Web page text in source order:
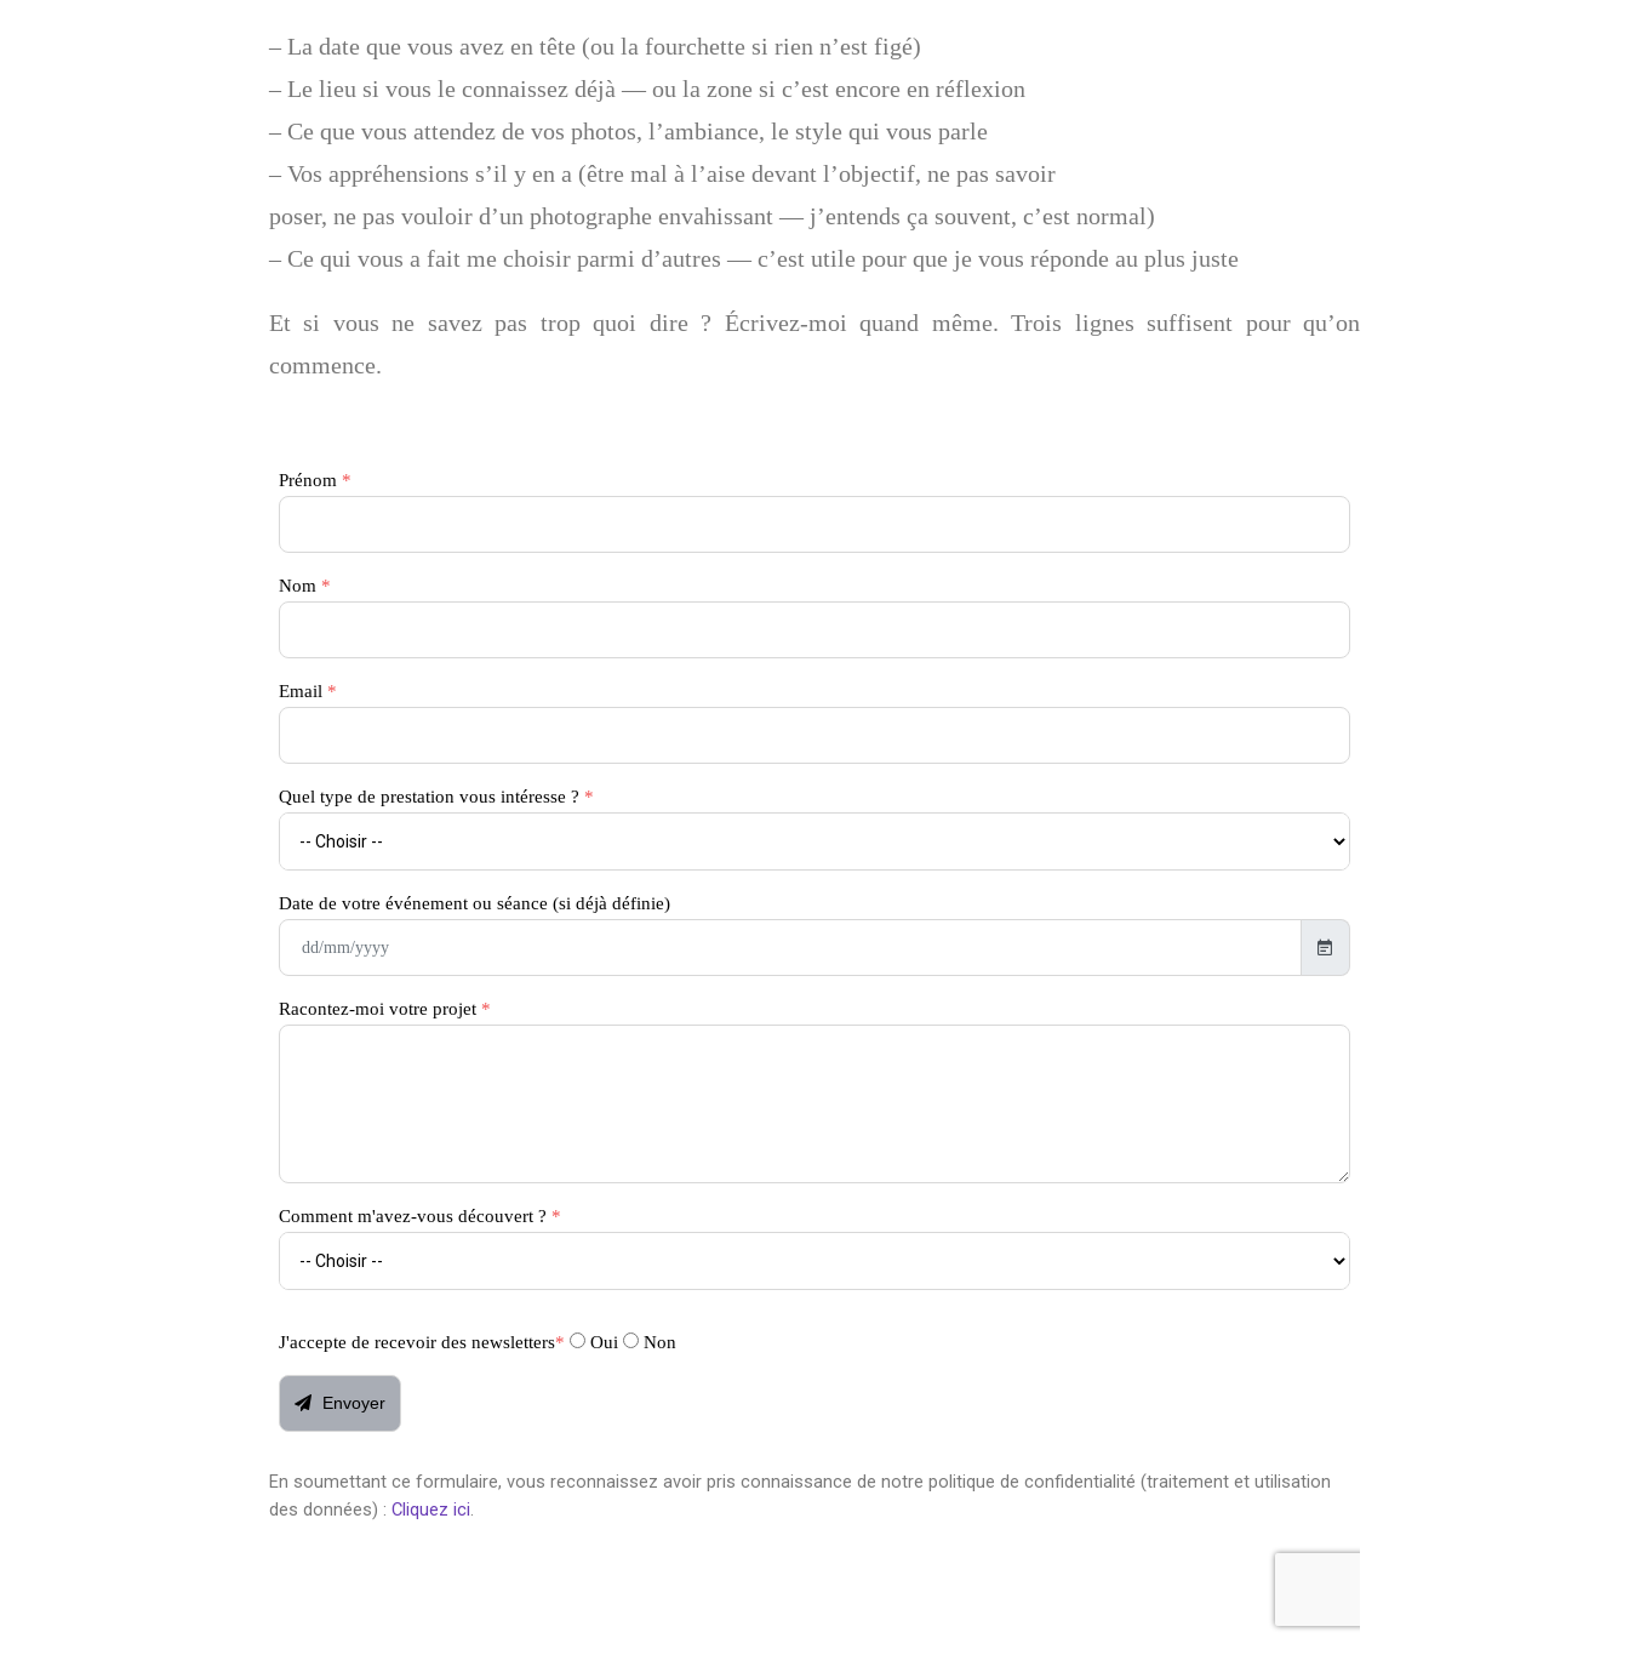
– La date que vous avez en tête (ou la fourchette si rien n’est figé)
– Le lieu si vous le connaissez déjà — ou la zone si c’est encore en réflexion
– Ce que vous attendez de vos photos, l’ambiance, le style qui vous parle
– Vos appréhensions s’il y en a (être mal à l’aise devant l’objectif, ne pas savoir
poser, ne pas vouloir d’un photographe envahissant — j’entends ça souvent, c’est normal)
– Ce qui vous a fait me choisir parmi d’autres — c’est utile pour que je vous réponde au plus juste
Et si vous ne savez pas trop quoi dire ? Écrivez-moi quand même. Trois lignes suffisent pour qu’on
commence.